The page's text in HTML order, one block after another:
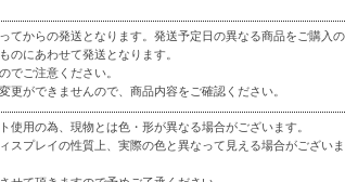
てからの発送となります。発送予定日の異なる商品をご購入の
のにあわせて発送となります。
でご注意ください。
更ができませんので、商品内容をご確認ください。
使用の為、現物とは色・形が異なる場合がございます。
スプレイの性質上、実際の色と異なって見える場合がございま